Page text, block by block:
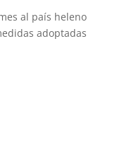
al país heleno
adoptadas